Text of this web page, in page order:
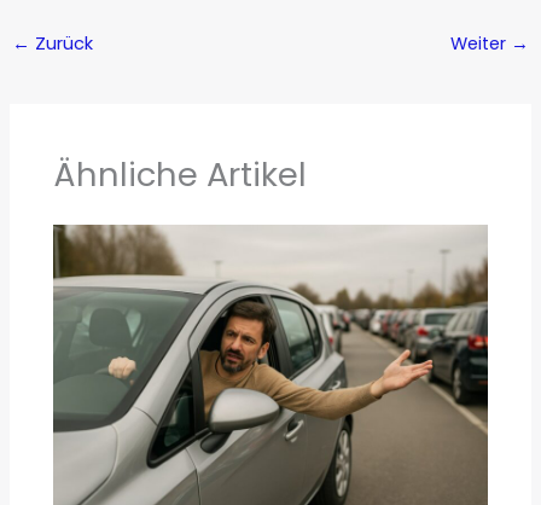
← Zurück Weiter →
Ähnliche Artikel